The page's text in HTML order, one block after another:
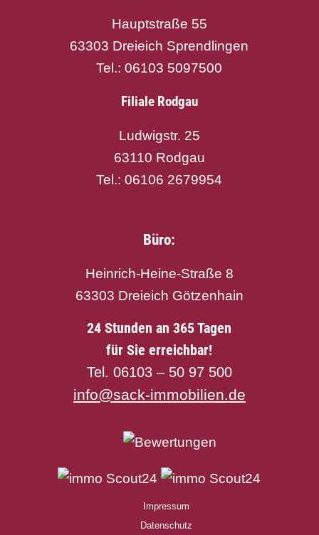
Hauptstraße 55
63303 Dreieich Sprendlingen
Tel.: 06103 5097500
Filiale Rodgau
Ludwigstr. 25
63110 Rodgau
Tel.: 06106 2679954
Büro:
Heinrich-Heine-Straße 8
63303 Dreieich Götzenhain
24 Stunden an 365 Tagen
für Sie erreichbar!
Tel. 06103 – 50 97 500
info@sack-immobilien.de
Impressum
Datenschutz